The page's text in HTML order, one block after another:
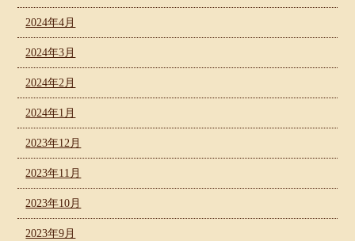
2024年4月
2024年3月
2024年2月
2024年1月
2023年12月
2023年11月
2023年10月
2023年9月